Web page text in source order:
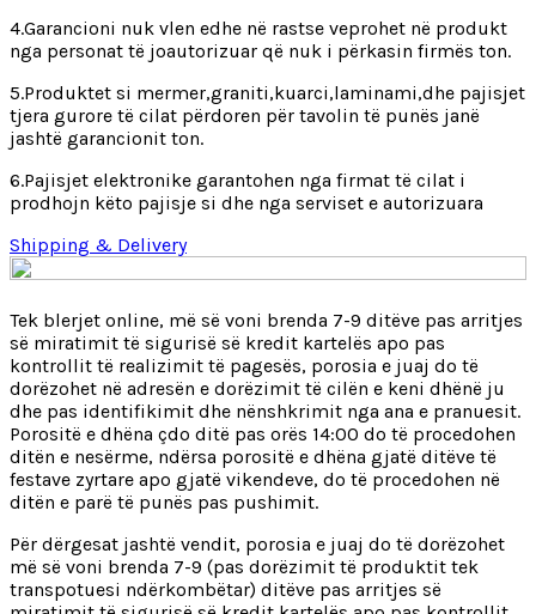
4.Garancioni nuk vlen edhe në rastse veprohet në produkt
nga personat të joautorizuar që nuk i përkasin firmës ton.
5.Produktet si mermer,graniti,kuarci,laminami,dhe pajisjet
tjera gurore të cilat përdoren për tavolin të punës janë
jashtë garancionit ton.
6.Pajisjet elektronike garantohen nga firmat të cilat i
prodhojn këto pajisje si dhe nga serviset e autorizuara
Shipping & Delivery
Tek blerjet online, më së voni brenda 7-9 ditëve pas arritjes
së miratimit të sigurisë së kredit kartelës apo pas
kontrollit të realizimit të pagesës, porosia e juaj do të
dorëzohet në adresën e dorëzimit të cilën e keni dhënë ju
dhe pas identifikimit dhe nënshkrimit nga ana e pranuesit.
Porositë e dhëna çdo ditë pas orës 14:00 do të procedohen
ditën e nesërme, ndërsa porositë e dhëna gjatë ditëve të
festave zyrtare apo gjatë vikendeve, do të procedohen në
ditën e parë të punës pas pushimit.
Për dërgesat jashtë vendit, porosia e juaj do të dorëzohet
më së voni brenda 7-9 (pas dorëzimit të produktit tek
transpotuesi ndërkombëtar) ditëve pas arritjes së